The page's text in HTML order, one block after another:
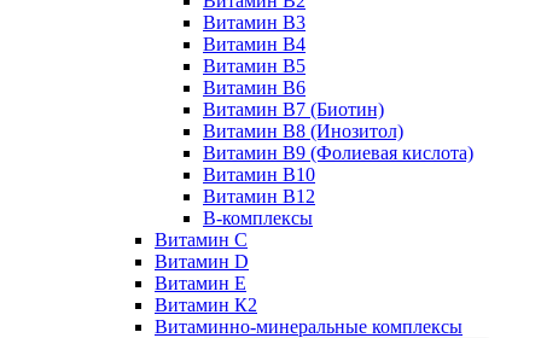
Витамин B3
Витамин B4
Витамин B5
Витамин B6
Витамин B7 (Биотин)
Витамин B8 (Инозитол)
Витамин B9 (Фолиевая кислота)
Витамин B10
Витамин B12
B-комплексы
Витамин C
Витамин D
Витамин E
Витамин К2
Витаминно-минеральные комплексы